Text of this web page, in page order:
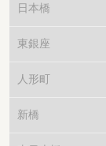
日本橋
東銀座
人形町
新橋